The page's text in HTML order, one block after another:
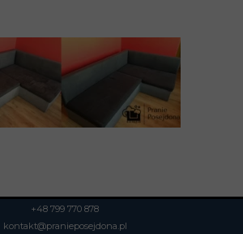
+48 799 770 878
kontakt@pranieposejdona.pl